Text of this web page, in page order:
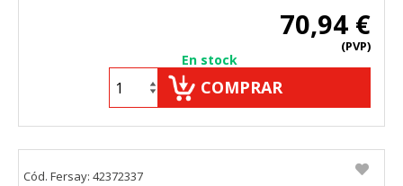
70,94 €
(PVP)
En stock
COMPRAR
Cód. Fersay: 42372337
Puedes volver a configurar tus cookies desde la sección
"Configuración de cookies" al pie de la página. También puedes